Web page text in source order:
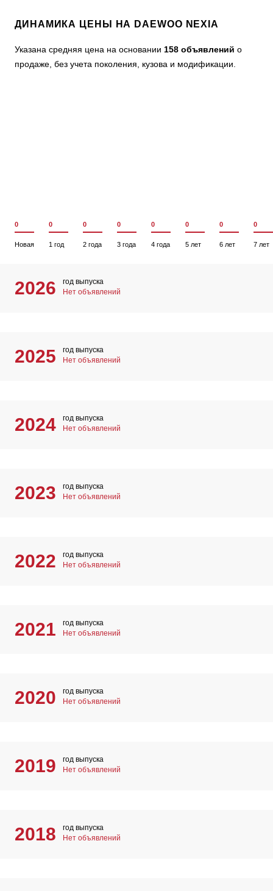
ДИНАМИКА ЦЕНЫ НА DAEWOO NEXIA
Указана средняя цена на основании 158 объявлений о
продаже, без учета поколения, кузова и модификации.
0
Новая
0
1 год
0
2 года
0
3 года
0
4 года
0
5 лет
0
6 лет
0
7 лет
2026
год выпуска
Нет объявлений
2025
год выпуска
Нет объявлений
2024
год выпуска
Нет объявлений
2023
год выпуска
Нет объявлений
2022
год выпуска
Нет объявлений
2021
год выпуска
Нет объявлений
2020
год выпуска
Нет объявлений
2019
год выпуска
Нет объявлений
2018
год выпуска
Нет объявлений